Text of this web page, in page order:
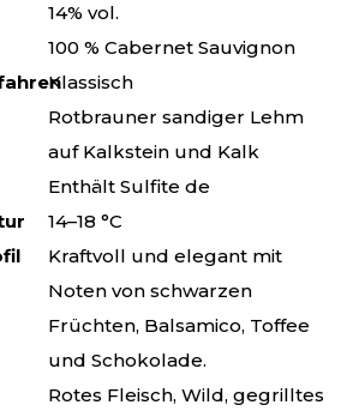
14% vol.
100 % Cabernet Sauvignon
Klassisch
Rotbrauner sandiger Lehm
auf Kalkstein und Kalk
Enthält Sulfite de
14–18 °C
Kraftvoll und elegant mit
Noten von schwarzen
Früchten, Balsamico, Toffee
und Schokolade.
Rotes Fleisch, Wild, gegrilltes